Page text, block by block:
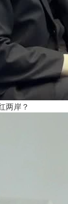
两岸？